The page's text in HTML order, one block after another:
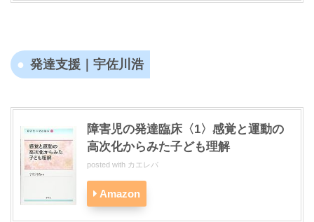
発達支援｜宇佐川浩
障害児の発達臨床〈1〉感覚と運動の
高次化からみた子ども理解
posted with カエレバ
Amazon